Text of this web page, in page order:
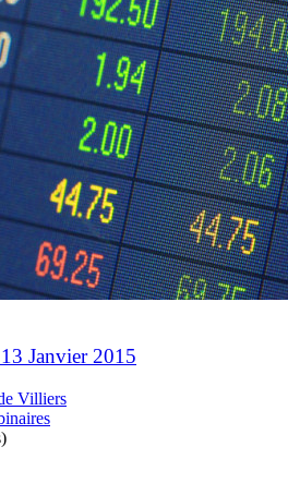
Janvier 2015
Villiers